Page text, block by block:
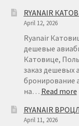
RYANAIR
–
FAQ
RYANAIR
April 12, 2026
Ryanair
дешевые
Катовице,
заказ дешевых
бронирование
на… Read more:
RYANAIR
April 11, 2026